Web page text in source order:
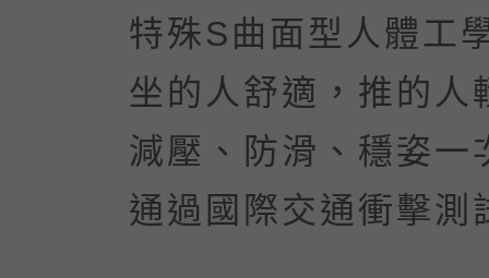
特殊S曲面型人體工
坐的人舒適，推的人
減壓、防滑、穩姿一
通過國際交通衝擊測